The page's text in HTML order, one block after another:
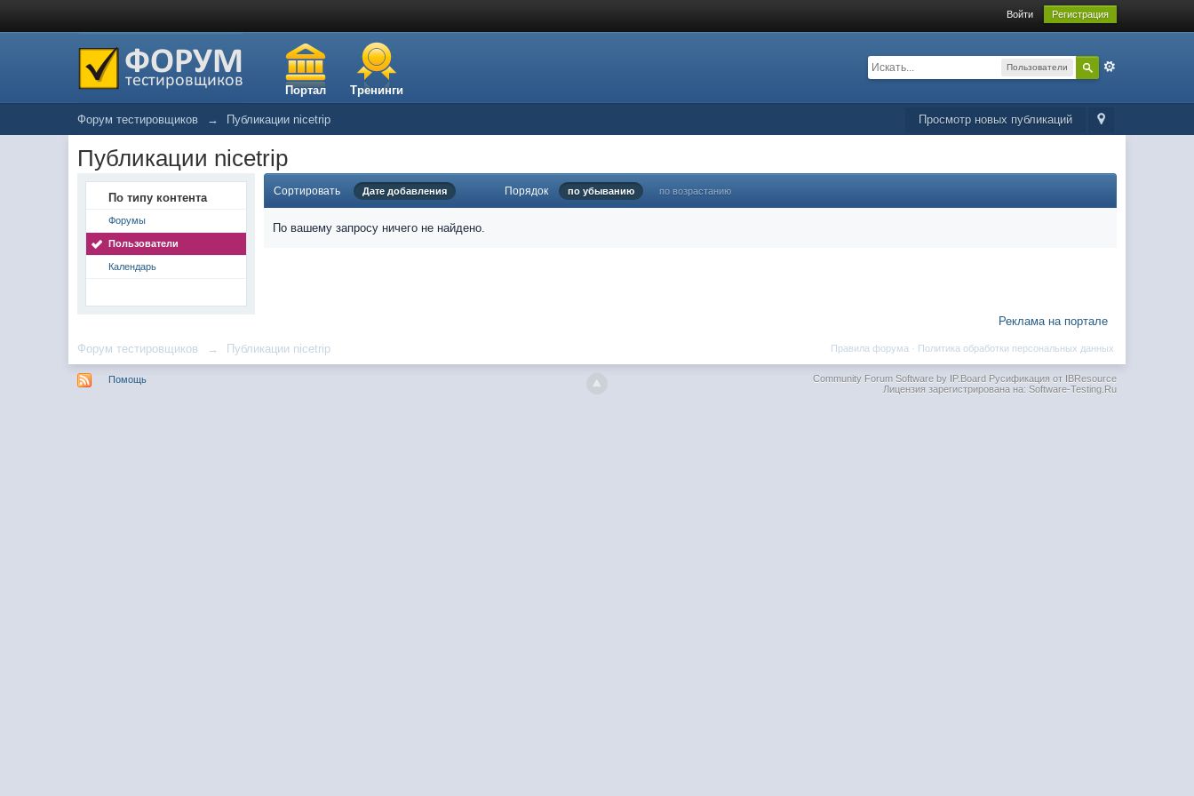
Войти Регистрация
Портал Тренинги
Пользователи
Просмотр новых публикаций
Форум тестировщиков → Публикации nicetrip
Публикации nicetrip
По типу контента
Форумы
Пользователи
Календарь
Сортировать Дате добавления Порядок по убыванию по возрастанию
По вашему запросу ничего не найдено.
Реклама на портале
Форум тестировщиков → Публикации nicetrip Политика обработки персональных данных
Правила форума ·
Помощь Community Forum Software by IP.BoardРусификация от IBResource
Лицензия зарегистрирована на: Software-Testing.Ru